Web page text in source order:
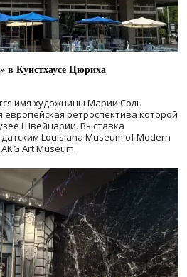
в Кунстхаусе Цюриха
имя художницы Марии Соль
европейская ретроспектива которой
Швейцарии. Выставка
Louisiana Museum of Modern
Art Museum.